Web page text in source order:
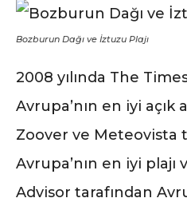
Bozburun Dağı ve İztuzu Plajı
2008 yılında The
Avrupa’nın en iyi açık
Zoover ve Meteovista
Avrupa’nın en iyi plajı
Advisor tarafından